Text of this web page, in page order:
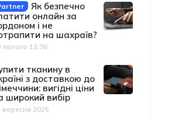
Як безпечно
онлайн за
і не
на шахраїв?
публікації
лютого 12:36
тканину в
з доставкою до
вигідні ціни
широкий вибір
публікації
вересня 2025